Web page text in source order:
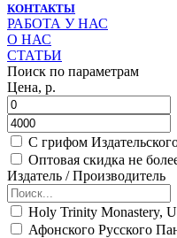
КОНТАКТЫ
РАБОТА У НАС
О НАС
СТАТЬИ
Поиск по параметрам
Цена, р.
С грифом
Оптовая скидка не
Издатель / Производитель
Holy Trinity Monastery,
Афонского Русского